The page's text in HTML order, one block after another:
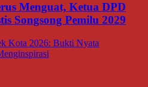
Menguat, Ketua DPD
Songsong Pemilu 2029